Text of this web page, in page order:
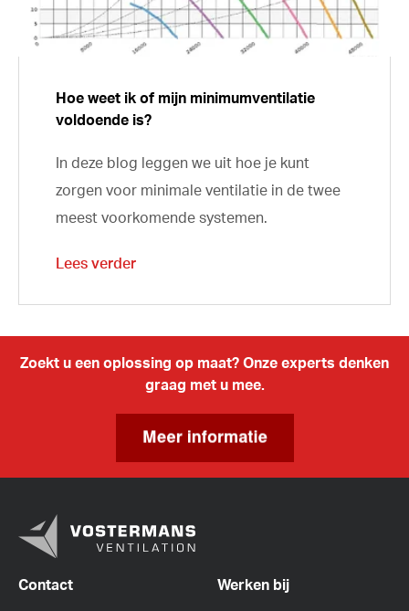
Hoe weet ik of mijn minimumventilatie
voldoende is?
In deze blog leggen we uit hoe je kunt
zorgen voor minimale ventilatie in de twee
meest voorkomende systemen.
Lees verder
Zoekt u een oplossing op maat? Onze experts denken
graag met u mee.
Contact
Werken bij